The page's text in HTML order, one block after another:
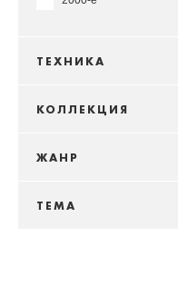
ТЕХНИКА
КОЛЛЕКЦИЯ
ЖАНР
ТЕМА